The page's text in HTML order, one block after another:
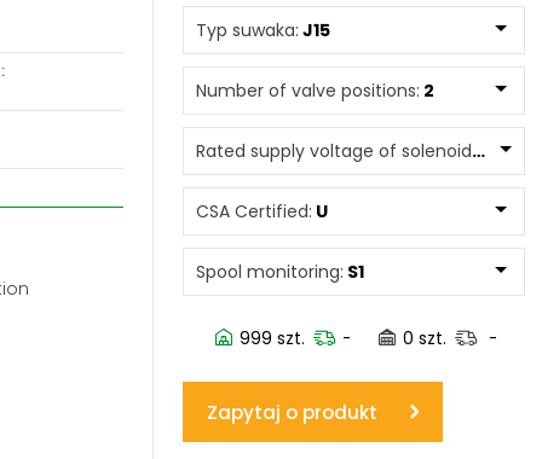
www.powerhydraulics.eu
Engineering for motion
Typ suwaka: J15
Number of valve positions: 2
Rated supply voltage of solenoids:
CSA Certified: U
Spool monitoring: S1
999 szt. - 0 szt. -
Zapytaj o produkt